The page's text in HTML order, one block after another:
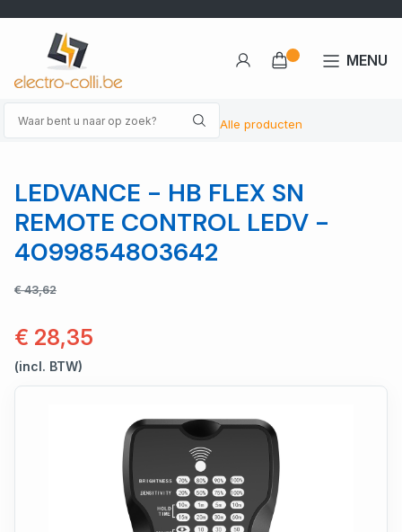
Alle producten
MENU
LEDVANCE - HB FLEX SN
REMOTE CONTROL LEDV -
4099854803642
€ 43,62
€ 28,35
(incl. BTW)